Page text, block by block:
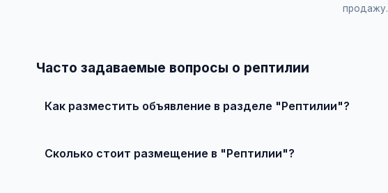
продажу.
Часто задаваемые вопросы о рептилии
Как разместить объявление в разделе "Рептилии"?
Сколько стоит размещение в "Рептилии"?